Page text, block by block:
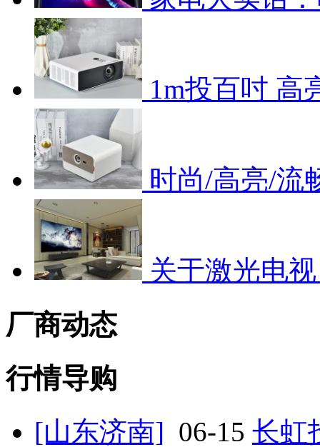
1m投百吋 高
时尚/高亮/流
关于激光电
厂商动态
行情导购
[山东济南] 06-15 长虹